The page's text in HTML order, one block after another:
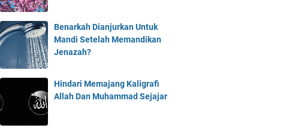
Benarkah Dianjurkan Untuk
Mandi Setelah Memandikan
Jenazah?
Hindari Memajang Kaligrafi
Allah Dan Muhammad Sejajar